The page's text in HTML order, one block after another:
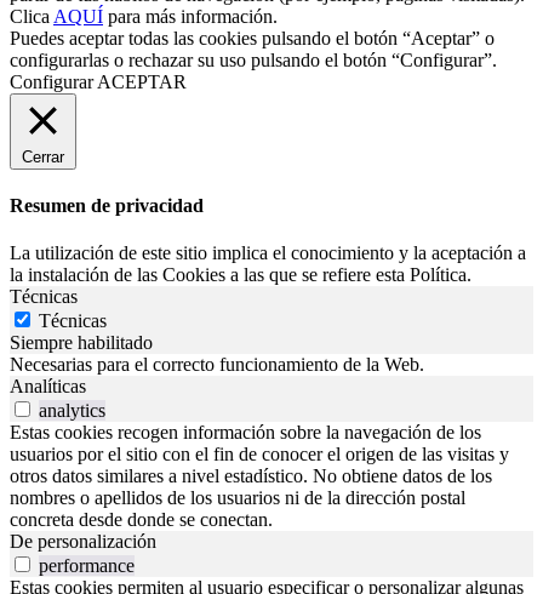
Clica AQUÍ para más información.
Puedes aceptar todas las cookies pulsando el botón “Aceptar” o
configurarlas o rechazar su uso pulsando el botón “Configurar”.
Configurar ACEPTAR
Cerrar
Resumen de privacidad
La utilización de este sitio implica el conocimiento y la aceptación a
la instalación de las Cookies a las que se refiere esta Política.
Técnicas
Técnicas
Siempre habilitado
Necesarias para el correcto funcionamiento de la Web.
Analíticas
analytics
Estas cookies recogen información sobre la navegación de los
usuarios por el sitio con el fin de conocer el origen de las visitas y
otros datos similares a nivel estadístico. No obtiene datos de los
nombres o apellidos de los usuarios ni de la dirección postal
concreta desde donde se conectan.
De personalización
performance
Estas cookies permiten al usuario especificar o personalizar algunas